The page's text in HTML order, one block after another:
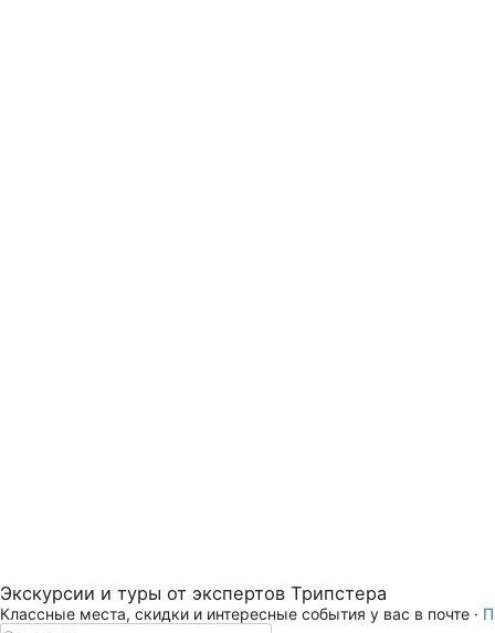
Экскурсии и туры от экспертов Трипстера
Классные места, скидки и интересные события у вас в почте ·